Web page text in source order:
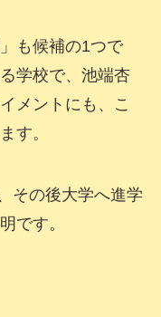
も候補の1つで
学校で、池端杏
メントにも、こ
す。
その後大学へ進学
です。